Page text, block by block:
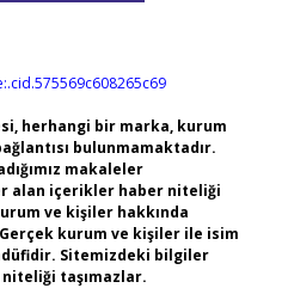
herhangi bir marka, kurum
bulunmamaktadır.
makaleler
alan içerikler haber niteliği
ve kişiler hakkında
kurum ve kişiler ile isim
Sitemizdeki bilgiler
taşımazlar.